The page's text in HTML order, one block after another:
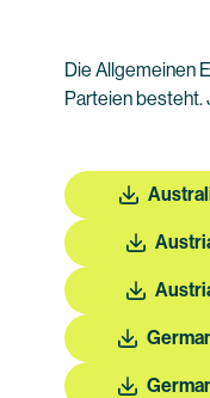
Die Allgemeinen
Parteien besteht.